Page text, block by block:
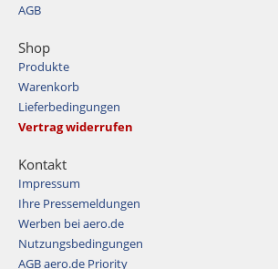
AGB
Shop
Produkte
Warenkorb
Lieferbedingungen
Vertrag widerrufen
Kontakt
Impressum
Ihre Pressemeldungen
Werben bei aero.de
Nutzungsbedingungen
AGB aero.de Priority